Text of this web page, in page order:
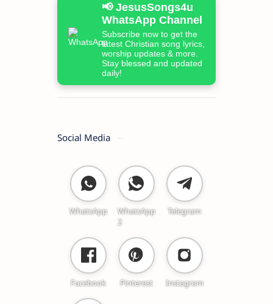
📢 JesusSongs4u
WhatsApp Channel
Subscribe now to get the
latest Christian song lyrics,
worship updates & more.
Stay blessed and updated
daily!
Social Media
WhatsApp
WhatsApp
2
Telegram
Facebook Pinterest Instagram